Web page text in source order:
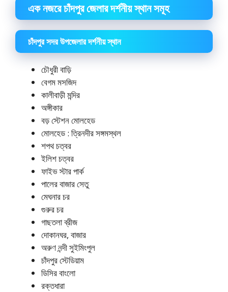
এক নজরে চাঁদপুর জেলার দর্শনীয় স্থান সমূহ
চাঁদপুর সদর উপজেলার দর্শনীয় স্থান
চৌধুরী বাড়ি
বেগম মসজিদ
কালীবাড়ী মন্দির
অঙ্গীকার
বড় স্টেশন মোলহেড
মোলহেড : ত্রিনদীর সঙ্গমস্থল
শপথ চত্বর
ইলিশ চত্বর
ফাইভ স্টার পার্ক
পালের বাজার সেতু
মেঘনার চর
গুরুর চর
গাছতলা ব্রীজ
দোকানঘর, বাজার
অরুণ নন্দী সুইমিংপুল
চাঁদপুর স্টেডিয়াম
ডিসির বাংলো
রক্তধারা